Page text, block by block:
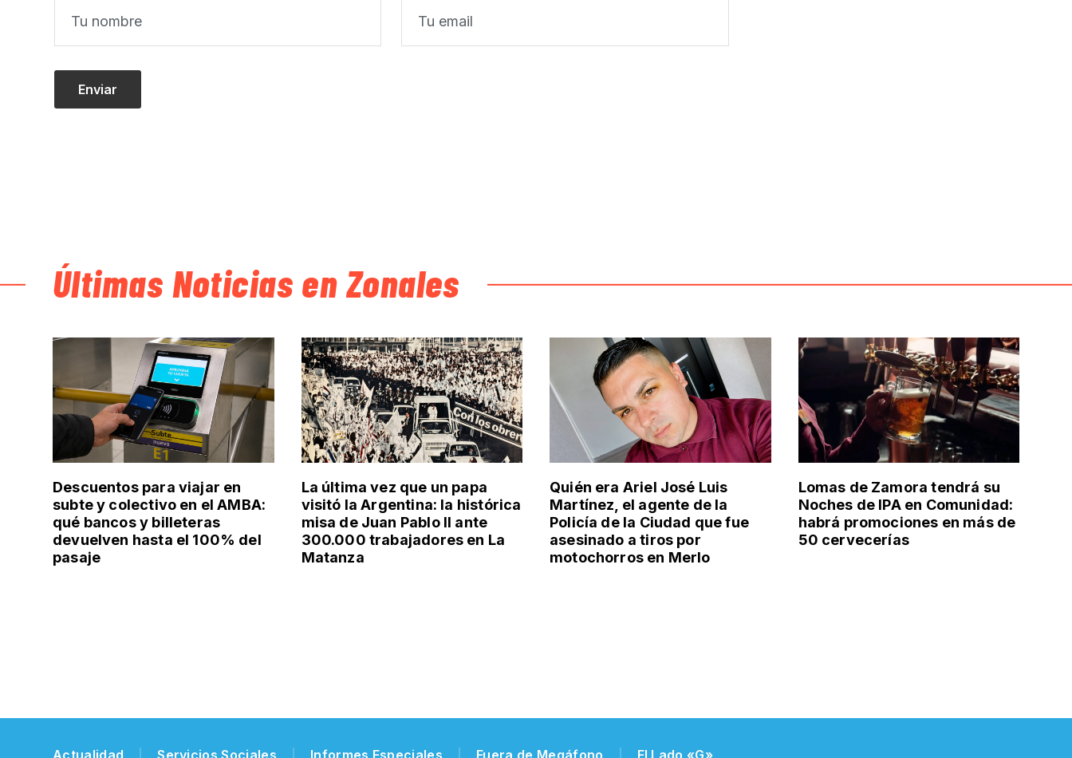
Últimas Noticias en Zonales
Descuentos para viajar en
subte y colectivo en el AMBA:
qué bancos y billeteras
devuelven hasta el 100% del
pasaje
La última vez que un papa
visitó la Argentina: la histórica
misa de Juan Pablo II ante
300.000 trabajadores en La
Matanza
Quién era Ariel José Luis
Martínez, el agente de la
Policía de la Ciudad que fue
asesinado a tiros por
motochorros en Merlo
Lomas de Zamora tendrá su
Noches de IPA en Comunidad:
habrá promociones en más de
50 cervecerías